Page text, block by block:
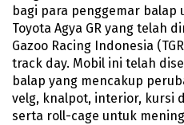
bagi para penggemar balap
Toyota Agya GR yang telah
Gazoo Racing Indonesia
track day. Mobil ini telah
balap yang mencakup
velg, knalpot, interior, kursi
serta roll-cage untuk